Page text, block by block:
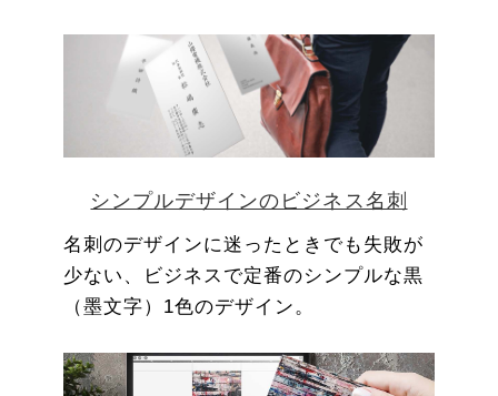
シンプルデザインのビジネス名刺
名刺のデザインに迷ったときでも失敗が
少ない、ビジネスで定番のシンプルな黒
（墨文字）1色のデザイン。